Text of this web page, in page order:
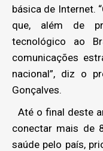
básica de Internet.
que, além de
tecnológico ao
comunicações
nacional”, diz o
Gonçalves.
Até o final deste
conectar mais de
saúde pelo país,